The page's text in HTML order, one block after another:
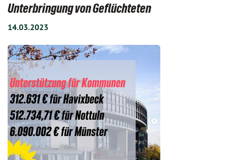
Unterbringung von Geflüchteten
14.03.2023